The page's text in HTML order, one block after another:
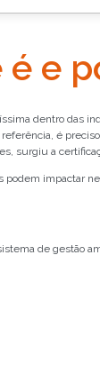
é e
dentro das
é
surgiu a
podem impactar
de gestão